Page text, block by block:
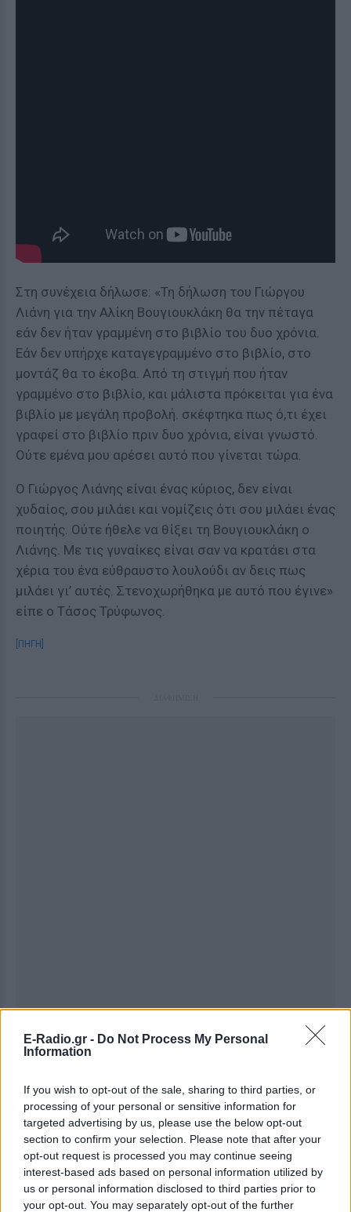
E-Radio.gr - Do Not Process My Personal
Information
If you wish to opt-out of the sale, sharing to third parties, or
processing of your personal or sensitive information for
targeted advertising by us, please use the below opt-out
section to confirm your selection. Please note that after your
opt-out request is processed you may continue seeing
interest-based ads based on personal information utilized by
us or personal information disclosed to third parties prior to
your opt-out. You may separately opt-out of the further
Στη συνέχεια δήλωσε: «Τη δήλωση του Γιώργου
Λιάνη για την Αλίκη Βουγιουκλάκη θα την πέταγα
εάν δεν ήταν γραμμένη στο βιβλίο του δυο χρόνια.
Εάν δεν υπήρχε καταγεγραμμένο στο βιβλίο, στο
μοντάζ θα το έκοβα. Από τη στιγμή που ήταν
γραμμένο στο βιβλίο, και μάλιστα πρόκειται για ένα
βιβλίο με μεγάλη προβολή. σκέφτηκα πως ό,τι έχει
γραφεί στο βιβλίο πριν δυο χρόνια, είναι γνωστό.
Ούτε εμένα μου αρέσει αυτό που γίνεται τώρα.
Ο Γιώργος Λιάνης είναι ένας κύριος, δεν είναι
χυδαίος, σου μιλάει και νομίζεις ότι σου μιλάει ένας
ποιητής. Ούτε ήθελε να θίξει τη Βουγιουκλάκη ο
Λιάνης. Με τις γυναίκες είναι σαν να κρατάει στα
χέρια του ένα εύθραυστο λουλούδι αν δεις πως
μιλάει γι’ αυτές. Στενοχωρήθηκα με αυτό που έγινε»
είπε ο Τάσος Τρύφωνος.
[ΠΗΓΗ]
Ακολουθήστε το E-Radio.gr στο
Εσύ μπήκες στο E-Daily.gr; Τα νέα της ημέρας
και ότι σου κάνει κλικ!
Ακολουθήστε το E-Radio.gr και στο Instagram
ΔΙΑΦΗΜΙΣΗ